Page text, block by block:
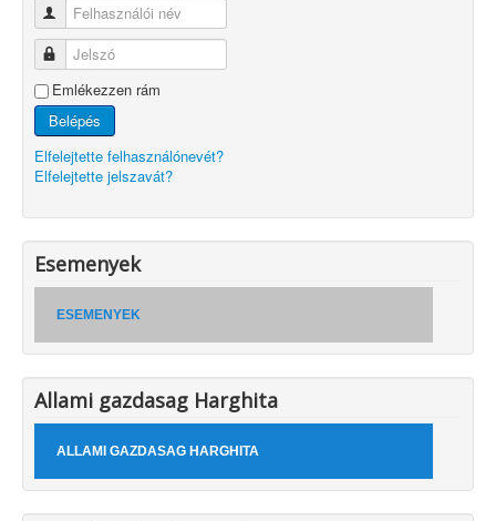
Felhasználói név
Jelszó
Emlékezzen rám
Belépés
Elfelejtette felhasználónevét?
Elfelejtette jelszavát?
Esemenyek
ESEMENYEK
Allami gazdasag Harghita
ALLAMI GAZDASAG HARGHITA